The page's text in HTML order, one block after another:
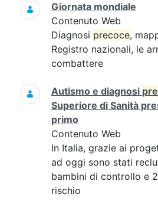
Giornata mondiale
Contenuto Web
Diagnosi precoce,
Registro nazionali, le
combattere
Autismo e diagnosi
Superiore di Sanità
primo
Contenuto Web
In Italia, grazie ai
ad oggi sono stati
bambini di controllo e
rischio